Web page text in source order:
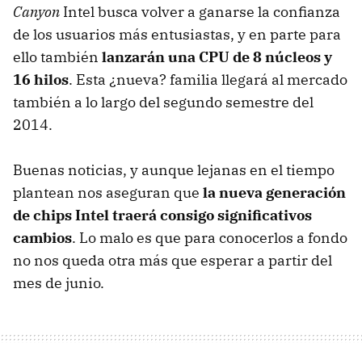
Canyon Intel busca volver a ganarse la confianza
de los usuarios más entusiastas, y en parte para
ello también lanzarán una CPU de 8 núcleos y
16 hilos. Esta ¿nueva? familia llegará al mercado
también a lo largo del segundo semestre del
2014.
Buenas noticias, y aunque lejanas en el tiempo
plantean nos aseguran que la nueva generación
de chips Intel traerá consigo significativos
cambios. Lo malo es que para conocerlos a fondo
no nos queda otra más que esperar a partir del
mes de junio.